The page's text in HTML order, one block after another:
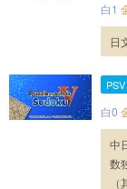
白1
日
PSV
白0
中
数